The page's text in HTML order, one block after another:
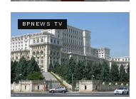
BPNEWS TV